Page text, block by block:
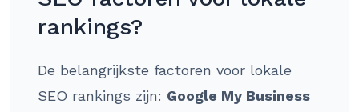
rankings?
De belangrijkste factoren voor lokale
SEO rankings zijn: Google My Business